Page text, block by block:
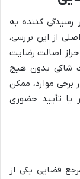
رسیدگی کننده به
از این بررسی،
اصالت رضایت
شاکی بدون هیچ
برخی موارد، ممکن
یا تأیید حضوری
قضایی یکی از